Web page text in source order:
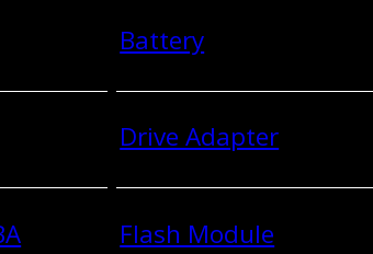
Battery
Drive Adapter
Flash Module